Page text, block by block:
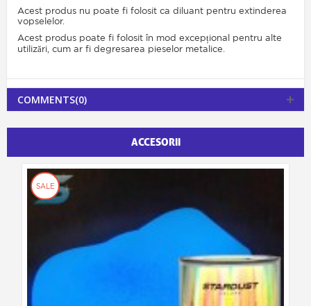
Acest produs nu poate fi folosit ca diluant pentru extinderea
vopselelor.
Acest produs poate fi folosit în mod excepțional pentru alte
utilizări, cum ar fi degresarea pieselor metalice.
COMMENTS(0)
ACCESORII
SALE